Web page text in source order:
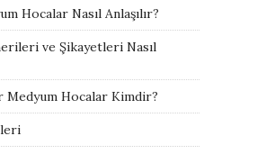
Hocalar Nasıl Anlaşılır?
ve Şikayetleri Nasıl
Medyum Hocalar Kimdir?